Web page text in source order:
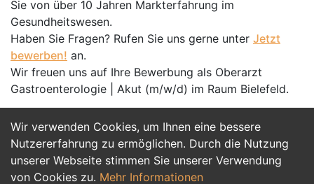
Wir verwenden Cookies, um Ihnen eine bessere
Nutzererfahrung zu ermöglichen. Durch die Nutzung
unserer Webseite stimmen Sie unserer Verwendung
von Cookies zu. Mehr Informationen
Sie von über 10 Jahren Markterfahrung im
Gesundheitswesen.
Haben Sie Fragen? Rufen Sie uns gerne unter Jetzt
bewerben! an.
Wir freuen uns auf Ihre Bewerbung als Oberarzt
Gastroenterologie | Akut (m/w/d) im Raum Bielefeld.
Jetzt Bewerben